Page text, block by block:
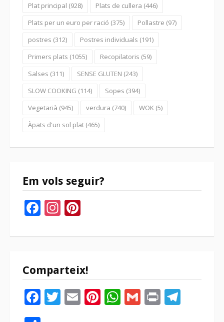
Plat principal (928) Plats de cullera (446)
Plats per un euro per ració (375) Pollastre (97)
postres (312) Postres individuals (191)
Primers plats (1055) Recopilatoris (59)
Salses (311) SENSE GLUTEN (243)
SLOW COOKING (114) Sopes (394)
Vegetarià (945) verdura (740) WOK (5)
Àpats d'un sol plat (465)
Em vols seguir?
Facebook
Instagram
Comparteix!
Facebook
Twitter
EmailPinterest
WhatsApp
Gmail
Print